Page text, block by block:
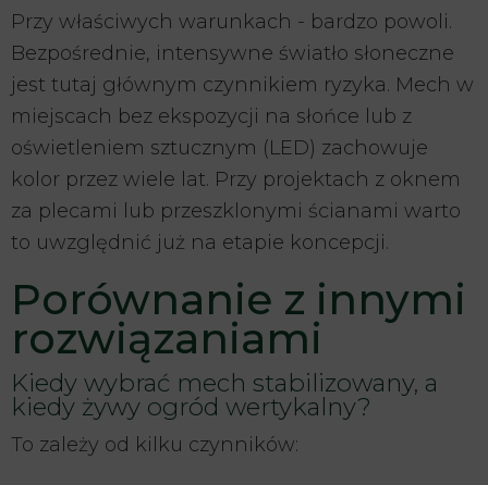
Przy właściwych warunkach - bardzo powoli.
Bezpośrednie, intensywne światło słoneczne
jest tutaj głównym czynnikiem ryzyka. Mech w
miejscach bez ekspozycji na słońce lub z
oświetleniem sztucznym (LED) zachowuje
kolor przez wiele lat. Przy projektach z oknem
za plecami lub przeszklonymi ścianami warto
to uwzględnić już na etapie koncepcji.
Porównanie z innymi
rozwiązaniami
Kiedy wybrać mech stabilizowany, a
kiedy żywy ogród wertykalny?
To zależy od kilku czynników: